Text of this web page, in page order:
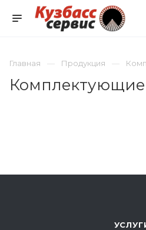
Главная Продукция
Комплектующие